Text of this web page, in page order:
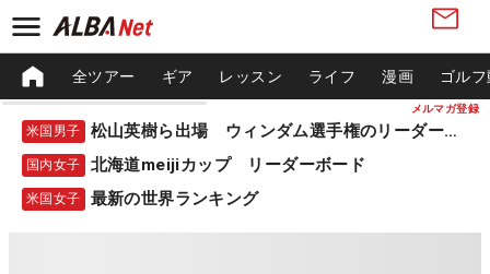
メルマガ登録
全ツアー ギア レッスン ライフ 漫画 ゴル
米国男子 松山英樹ら出場 ウィンダム選手権のリーダーボード
国内女子 北海道meijiカップ リーダーボード
米国女子 最新の世界ランキング